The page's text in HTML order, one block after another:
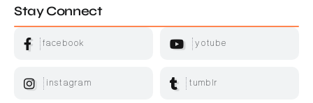
Stay Connect
facebook yotube
instagram tumblr